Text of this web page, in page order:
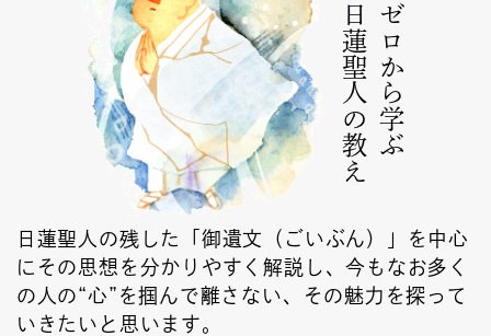
ゼロから学ぶ
日蓮聖人の教え
日蓮聖人の残した「御遺文（ごいぶん）」を中心
にその思想を分かりやすく解説し、今もなお多く
の人の“心”を掴んで離さない、その魅力を探って
いきたいと思います。